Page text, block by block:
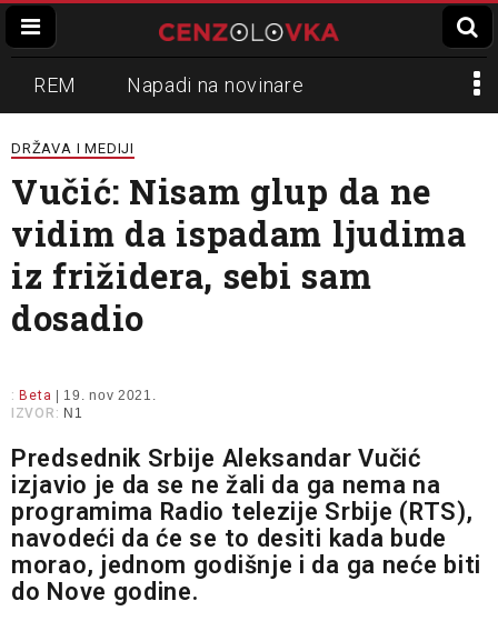
REM Napadi na novinare
Zvučni top
Propaganda Lokalni mediji
Informer Slavko Ćuruvija
DRŽAVA I MEDIJI
Vučić: Nisam glup da ne
vidim da ispadam ljudima
iz frižidera, sebi sam
dosadio
: Beta | 19. nov 2021.
IZVOR: N1
Predsednik Srbije Aleksandar Vučić
izjavio je da se ne žali da ga nema na
programima Radio telezije Srbije (RTS),
navodeći da će se to desiti kada bude
morao, jednom godišnje i da ga neće biti
do Nove godine.